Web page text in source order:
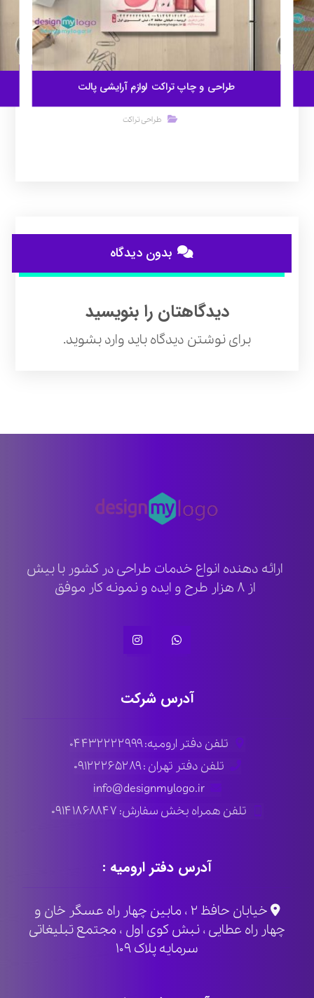
طراحی و چاپ تراکت لوازم آرایشی پالت
طراحی تراکت
بدون دیدگاه
دیدگاهتان را بنویسید
برای نوشتن دیدگاه باید وارد بشوید.
ارائه دهنده انواع خدمات طراحی در کشور با بیش
از ۸ هزار طرح و ایده و نمونه کار موفق
آدرس شرکت
تلفن دفتر ارومیه: ۰۴۴۳۲۲۲۲۹۹۹
تلفن دفتر تهران : ۰۹۱۲۲۲۶۵۲۸۹
info@designmylogo.ir
تلفن همراه بخش سفارش: ۰۹۱۴۱۸۶۸۸۴۷
آدرس دفتر ارومیه :
خیابان حافظ ۲ ، مابین چهار راه عسگر خان و
چهار راه عطایی ، نبش کوی اول ، مجتمع تبلیغاتی
سرمایه پلاک ۱۰۹